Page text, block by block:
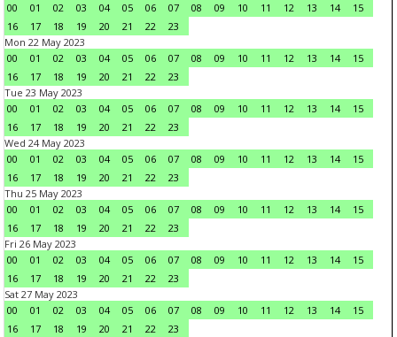
00
01 02 03 04 05 06 07 08 09 10 11 12 13 14
15
16
17 18 19 20 21 22
23
Mon 22 May 2023
00
01 02 03 04 05 06 07 08 09 10 11 12 13 14
15
16
17 18 19 20 21 22
23
Tue 23 May 2023
00
01 02 03 04 05 06 07 08 09 10 11 12 13 14
15
16
17 18 19 20 21 22
23
Wed 24 May 2023
00
01 02 03 04 05 06 07 08 09 10 11 12 13 14
15
16
17 18 19 20 21 22
23
Thu 25 May 2023
00
01 02 03 04 05 06 07 08 09 10 11 12 13 14
15
16
17 18 19 20 21 22
23
Fri 26 May 2023
00
01 02 03 04 05 06 07 08 09 10 11 12 13 14
15
16
17 18 19 20 21 22
23
Sat 27 May 2023
00
01 02 03 04 05 06 07 08 09 10 11 12 13 14
15
16
17 18 19 20 21 22
23